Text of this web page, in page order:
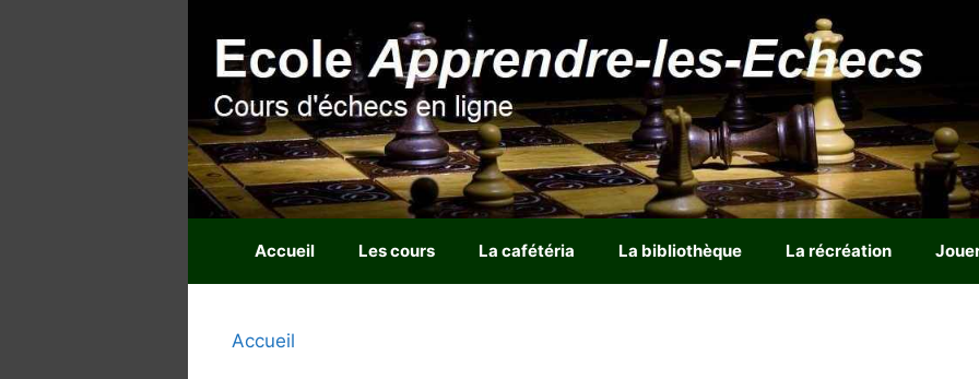
Accueil Les cours La cafétéria La bibliothèque La récréation
Accueil